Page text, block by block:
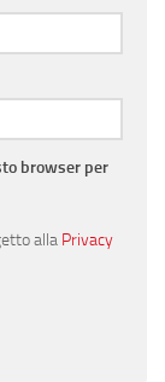
browser per
alla Privacy